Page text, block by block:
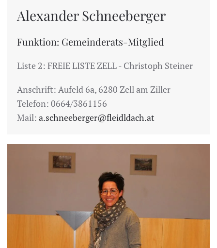
Alexander Schneeberger
Funktion: Gemeinderats-Mitglied
Liste 2: FREIE LISTE ZELL - Christoph Steiner
Anschrift: Aufeld 6a, 6280 Zell am Ziller
Telefon: 0664/3861156
Mail: a.schneeberger@fleidldach.at